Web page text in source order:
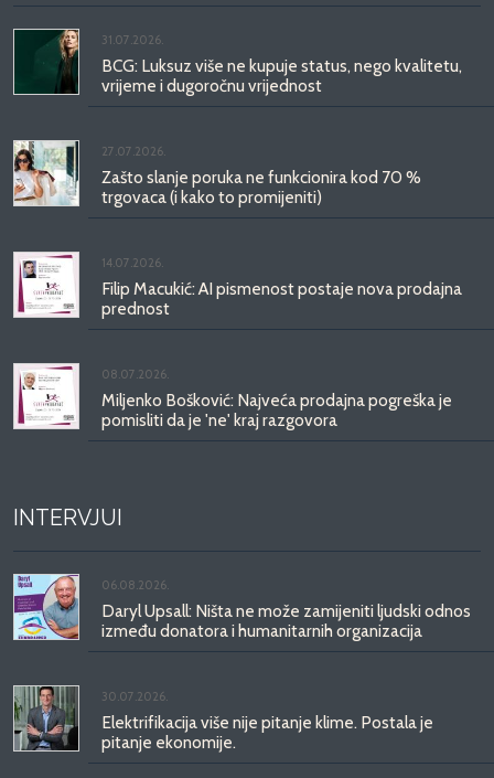
31.07.2026.
BCG: Luksuz više ne kupuje status, nego kvalitetu,
vrijeme i dugoročnu vrijednost
27.07.2026.
Zašto slanje poruka ne funkcionira kod 70 %
trgovaca (i kako to promijeniti)
14.07.2026.
Filip Macukić: AI pismenost postaje nova prodajna
prednost
08.07.2026.
Miljenko Bošković: Najveća prodajna pogreška je
pomisliti da je 'ne' kraj razgovora
INTERVJUI
06.08.2026.
Daryl Upsall: Ništa ne može zamijeniti ljudski odnos
između donatora i humanitarnih organizacija
30.07.2026.
Elektrifikacija više nije pitanje klime. Postala je
pitanje ekonomije.